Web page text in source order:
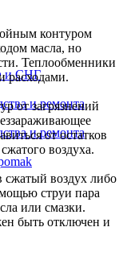
и СНГ
и ремонта
и ремонта
контуром
масла, но
Теплообменники
расходами.
от загрязнений
от остатков
воздуха.
сжатый воздух либо
струи пара
или смазки.
быть отключен и